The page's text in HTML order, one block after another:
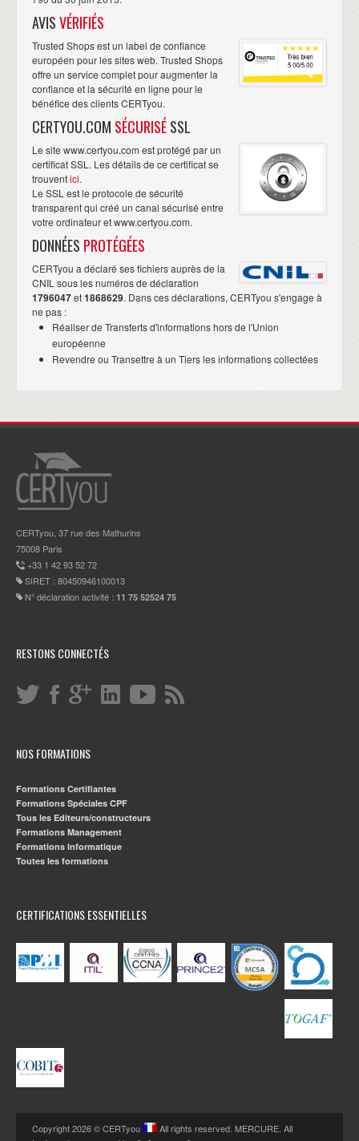
AVISVÉRIFIÉS
Trusted Shops est un label de confiance
européen pour les sites web. Trusted Shops
offre un service complet pour augmenter la
confiance et la sécurité en ligne pour le
bénéfice des clients CERTyou.
CERTYOU.COM SÉCURISÉSSL
Le site www.certyou.com est protégé par un
certificat SSL. Les détails de ce certificat se
trouventici.
Le SSL est le protocole de sécurité
transparent qui créé un canal sécurisé entre
votre ordinateur et www.certyou.com.
DONNÉES PROTÉGÉES
CERTyou a déclaré ses fichiers auprès de la
CNIL sous les numéros de déclaration
1796047et1868629. Dans ces déclarations, CERTyou s'engage à
ne pas :
Réaliser de Transferts d'informations hors de l'Union
européenne
Revendre ou Transettre à un Tiers les informations collectées
CERTyou, 37 rue des Mathurins
75008 Paris
+33 1 42 93 52 72
SIRET : 80450946100013
N° déclaration activité : 11 75 52524 75
RESTONS CONNECTÉS
NOS FORMATIONS
Formations Certifiantes
Formations Spéciales CPF
Tous les Editeurs/constructeurs
Formations Management
Formations Informatique
Toutes les formations
CERTIFICATIONS ESSENTIELLES
Copyright 2026 © CERTyou
All rights reserved. MERCURE. All